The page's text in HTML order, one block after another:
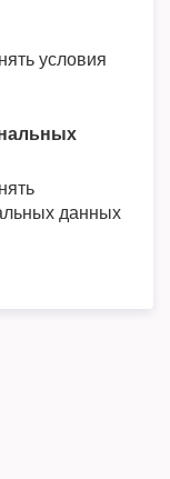
условия
данных